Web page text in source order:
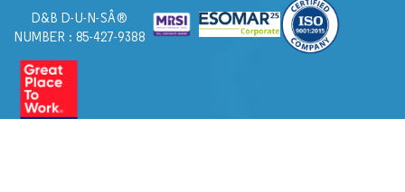
D&B D-U-N-SÂ®
NUMBER : 85-427-9388